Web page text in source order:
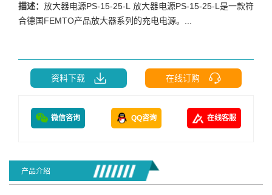
描述： 放大器电源PS-15-25-L 放大器电源PS-15-25-L是一款符
合德国FEMTO产品放大器系列的充电电源。...
资料下载 在线订购
微信咨询 QQ咨询 在线客服
产品介绍